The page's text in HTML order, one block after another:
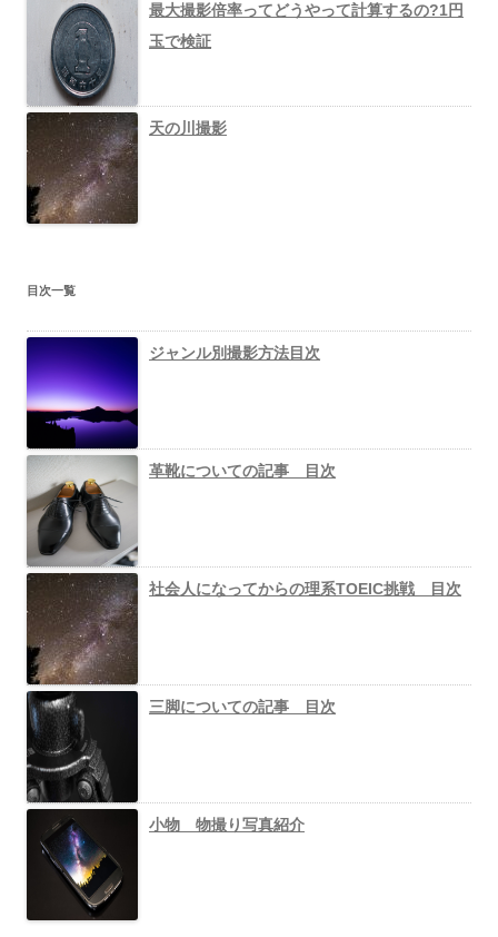
最大撮影倍率ってどうやって計算するの?1円
玉で検証
天の川撮影
目次一覧
ジャンル別撮影方法目次
革靴についての記事 目次
社会人になってからの理系TOEIC挑戦 目次
三脚についての記事 目次
小物 物撮り写真紹介